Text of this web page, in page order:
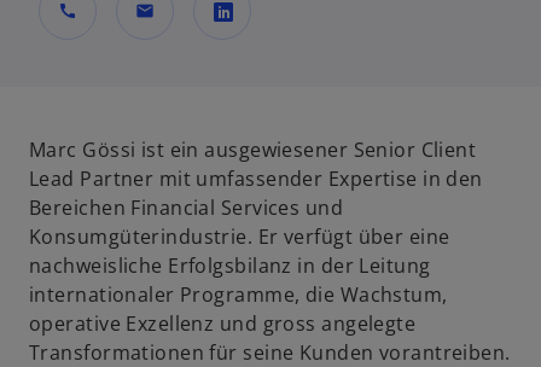
call mail
d
i
n
e
i
n
e
r
Marc Gössi ist ein ausgewiesener Senior Client
Lead Partner mit umfassender Expertise in den
Bereichen Financial Services und
Konsumgüterindustrie. Er verfügt über eine
nachweisliche Erfolgsbilanz in der Leitung
internationaler Programme, die Wachstum,
operative Exzellenz und gross angelegte
Transformationen für seine Kunden vorantreiben.